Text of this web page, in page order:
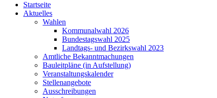
Startseite
Aktuelles
Wahlen
Kommunalwahl 2026
Bundestagswahl 2025
Landtags- und Bezirkswahl 2023
Amtliche Bekanntmachungen
Bauleitpläne (in Aufstellung)
Veranstaltungskalender
Stellenangebote
Ausschreibungen